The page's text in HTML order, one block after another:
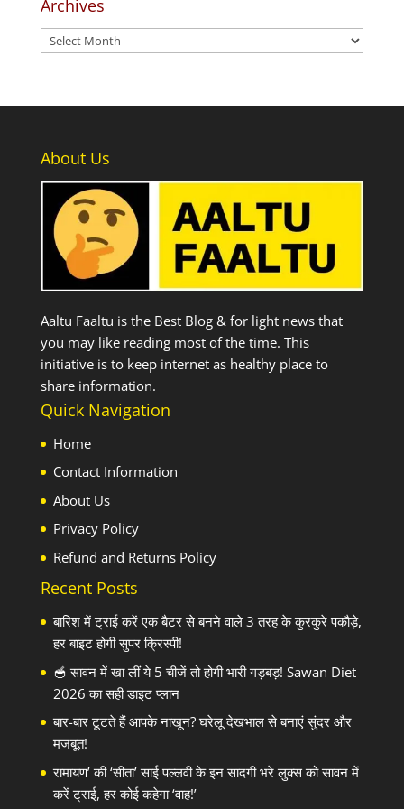
Archives
Archives
About Us
Aaltu Faaltu is the Best Blog & for light news that
you may like reading most of the time. This
initiative is to keep internet as healthy place to
share information.
Quick Navigation
Home
Contact Information
About Us
Privacy Policy
Refund and Returns Policy
Recent Posts
बारिश में ट्राई करें एक बैटर से बनने वाले 3 तरह के कुरकुरे पकौड़े,
हर बाइट होगी सुपर क्रिस्पी!
🥣 सावन में खा लीं ये 5 चीजें तो होगी भारी गड़बड़! Sawan Diet
2026 का सही डाइट प्लान
बार-बार टूटते हैं आपके नाखून? घरेलू देखभाल से बनाएं सुंदर और
मजबूत!
रामायण’ की ‘सीता’ साई पल्लवी के इन सादगी भरे लुक्स को सावन में
करें ट्राई, हर कोई कहेगा ‘वाह!’